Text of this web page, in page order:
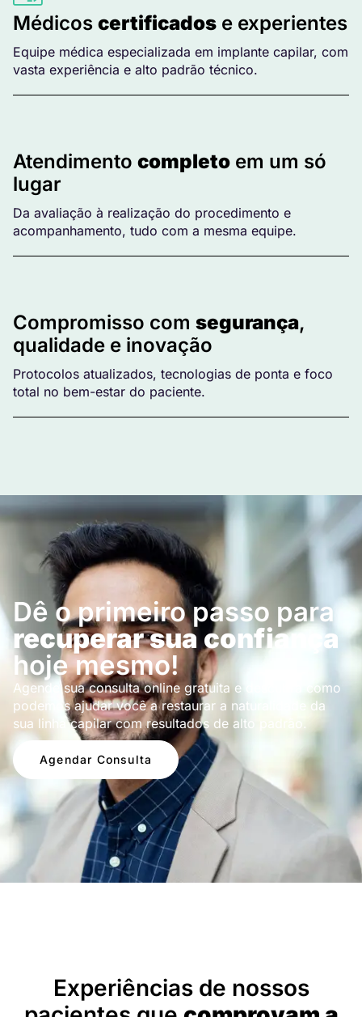
Médicos certificados e experientes
Equipe médica especializada em implante capilar, com
vasta experiência e alto padrão técnico.
Atendimento completo em um só
lugar
Da avaliação à realização do procedimento e
acompanhamento, tudo com a mesma equipe.
Compromisso com segurança,
qualidade e inovação
Protocolos atualizados, tecnologias de ponta e foco
total no bem-estar do paciente.
Dê o primeiro passo para
recuperar sua confiança
hoje mesmo!
Agende sua consulta online gratuita e descubra como
podemos ajudar você a restaurar a naturalidade da
sua linha capilar com resultados de alto padrão.
Agendar Consulta
Experiências de nossos